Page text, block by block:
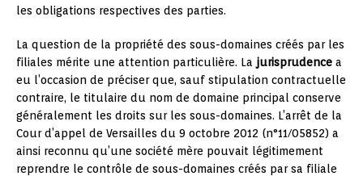
les obligations respectives des parties.
La question de la propriété des sous-domaines créés par les
filiales mérite une attention particulière. La jurisprudence a
eu l’occasion de préciser que, sauf stipulation contractuelle
contraire, le titulaire du nom de domaine principal conserve
généralement les droits sur les sous-domaines. L’arrêt de la
Cour d’appel de Versailles du 9 octobre 2012 (n°11/05852) a
ainsi reconnu qu’une société mère pouvait légitimement
reprendre le contrôle de sous-domaines créés par sa filiale